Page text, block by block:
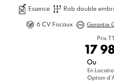
Essence Rob double
6 CV Fiscaux Garantie
Prix
17
Ou
En
Option